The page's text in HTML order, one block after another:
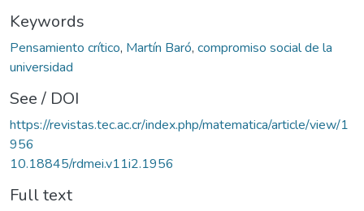
Keywords
Pensamiento crítico, Martín Baró, compromiso social de la
universidad
See / DOI
https://revistas.tec.ac.cr/index.php/matematica/article/view/1
956
10.18845/rdmei.v11i2.1956
Full text